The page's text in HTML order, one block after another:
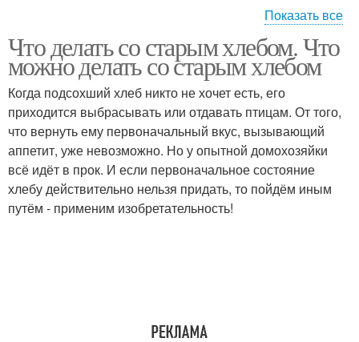
помидорами
Показать все
Что делать со старым хлебом. Что
можно делать со старым хлебом
Когда подсохший хлеб никто не хочет есть, его
приходится выбрасывать или отдавать птицам. От того,
что вернуть ему первоначальный вкус, вызывающий
аппетит, уже невозможно. Но у опытной домохозяйки
всё идёт в прок. И если первоначальное состояние
хлебу действительно нельзя придать, то пойдём иным
путём - применим изобретательность!